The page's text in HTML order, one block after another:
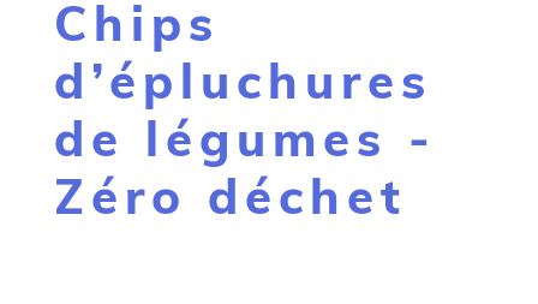
e
Chips
d’épluchures
de légumes -
Zéro déchet